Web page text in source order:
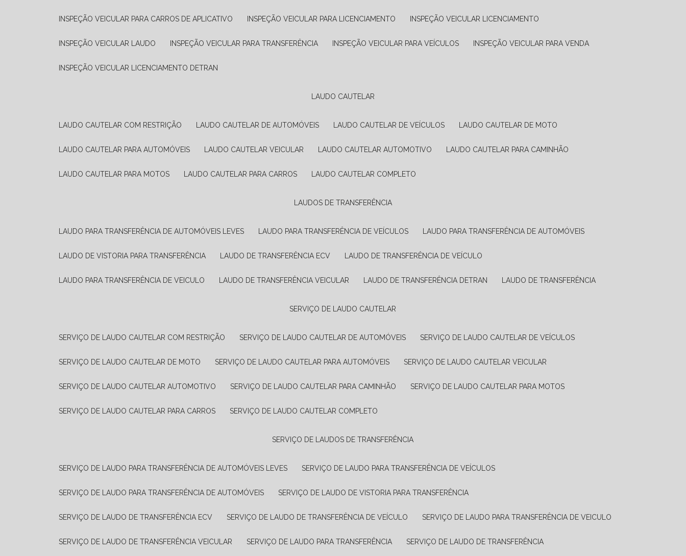
INSPEÇÃO VEICULAR PARA CARROS DE APLICATIVO INSPEÇÃO VEICULAR PARA LICENCIAMENTO INSPEÇÃO VEICULAR LICENCIAMENTO
INSPEÇÃO VEICULAR LAUDO INSPEÇÃO VEICULAR PARA TRANSFERÊNCIA INSPEÇÃO VEICULAR PARA VEÍCULOS INSPEÇÃO VEICULAR PARA VENDA
INSPEÇÃO VEICULAR LICENCIAMENTO DETRAN
LAUDO CAUTELAR
LAUDO CAUTELAR COM RESTRIÇÃO LAUDO CAUTELAR DE AUTOMÓVEIS LAUDO CAUTELAR DE VEÍCULOS LAUDO CAUTELAR DE MOTO
LAUDO CAUTELAR PARA AUTOMÓVEIS LAUDO CAUTELAR VEICULAR LAUDO CAUTELAR AUTOMOTIVO LAUDO CAUTELAR PARA CAMINHÃO
LAUDO CAUTELAR PARA MOTOS LAUDO CAUTELAR PARA CARROS LAUDO CAUTELAR COMPLETO
LAUDOS DE TRANSFERÊNCIA
LAUDO PARA TRANSFERÊNCIA DE AUTOMÓVEIS LEVES LAUDO PARA TRANSFERÊNCIA DE VEÍCULOS LAUDO PARA TRANSFERÊNCIA DE AUTOMÓVEIS
LAUDO DE VISTORIA PARA TRANSFERÊNCIA LAUDO DE TRANSFERÊNCIA ECV LAUDO DE TRANSFERÊNCIA DE VEÍCULO
LAUDO PARA TRANSFERÊNCIA DE VEICULO LAUDO DE TRANSFERÊNCIA VEICULAR LAUDO DE TRANSFERÊNCIA DETRAN LAUDO DE TRANSFERÊNCIA
SERVIÇO DE LAUDO CAUTELAR
SERVIÇO DE LAUDO CAUTELAR COM RESTRIÇÃO SERVIÇO DE LAUDO CAUTELAR DE AUTOMÓVEIS SERVIÇO DE LAUDO CAUTELAR DE VEÍCULOS
SERVIÇO DE LAUDO CAUTELAR DE MOTO SERVIÇO DE LAUDO CAUTELAR PARA AUTOMÓVEIS SERVIÇO DE LAUDO CAUTELAR VEICULAR
SERVIÇO DE LAUDO CAUTELAR AUTOMOTIVO SERVIÇO DE LAUDO CAUTELAR PARA CAMINHÃO SERVIÇO DE LAUDO CAUTELAR PARA MOTOS
SERVIÇO DE LAUDO CAUTELAR PARA CARROS SERVIÇO DE LAUDO CAUTELAR COMPLETO
SERVIÇO DE LAUDOS DE TRANSFERÊNCIA
SERVIÇO DE LAUDO PARA TRANSFERÊNCIA DE AUTOMÓVEIS LEVES SERVIÇO DE LAUDO PARA TRANSFERÊNCIA DE VEÍCULOS
SERVIÇO DE LAUDO PARA TRANSFERÊNCIA DE AUTOMÓVEIS SERVIÇO DE LAUDO DE VISTORIA PARA TRANSFERÊNCIA
SERVIÇO DE LAUDO DE TRANSFERÊNCIA ECV SERVIÇO DE LAUDO DE TRANSFERÊNCIA DE VEÍCULO SERVIÇO DE LAUDO PARA TRANSFERÊNCIA DE VEICULO
SERVIÇO DE LAUDO DE TRANSFERÊNCIA VEICULAR SERVIÇO DE LAUDO PARA TRANSFERÊNCIA SERVIÇO DE LAUDO DE TRANSFERÊNCIA